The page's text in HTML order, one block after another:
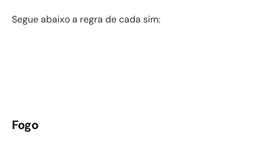
Segue abaixo a regra de cada sim:
Fogo